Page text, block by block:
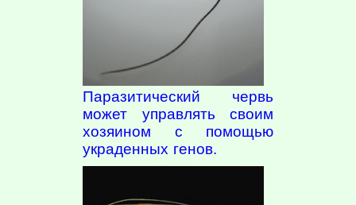
Паразитический червь
может управлять своим
хозяином с помощью
украденных генов.